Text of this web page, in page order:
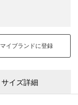
マイブランドに登録
サイズ詳細